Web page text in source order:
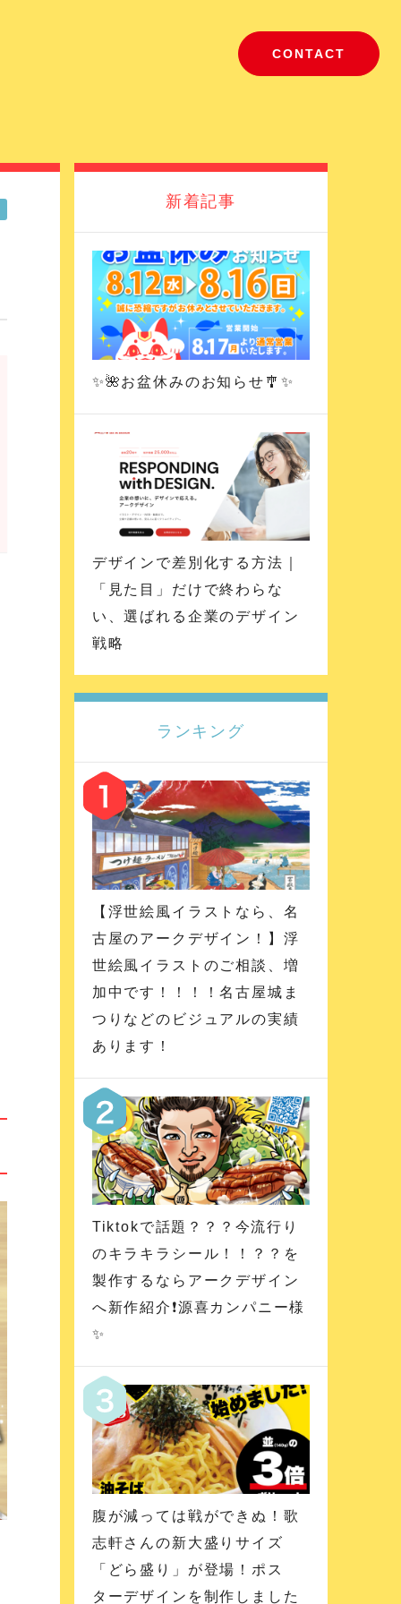
CONTACT
新着記事
✨🌺お盆休みのお知らせ🎐✨
デザインで差別化する方法｜
「見た目」だけで終わらな
い、選ばれる企業のデザイン
戦略
ランキング
【浮世絵風イラストなら、名
古屋のアークデザイン！】浮
世絵風イラストのご相談、増
加中です！！！！名古屋城ま
つりなどのビジュアルの実績
あります！
Tiktokで話題？？？今流行り
のキラキラシール！！？？を
製作するならアークデザイン
へ新作紹介❗️源喜カンパニー様
✨
腹が減っては戦ができぬ！歌
志軒さんの新大盛りサイズ
「どら盛り」が登場！ポス
ターデザインを制作しました